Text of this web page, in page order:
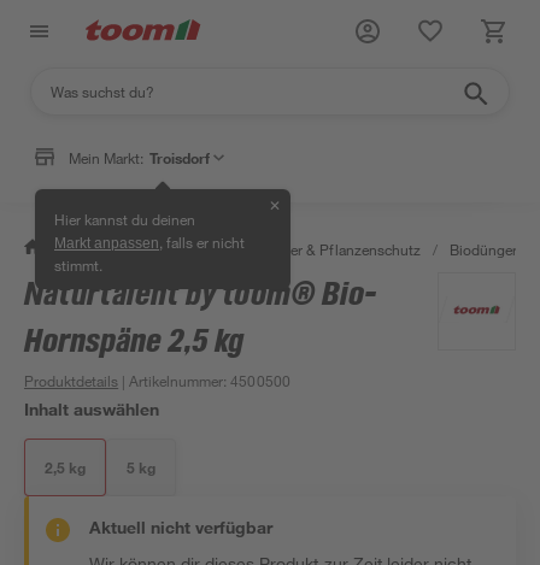
Mein Markt: Troisdorf
Hier kannst du deinen
Markt anpassen , falls er nicht
stimmt.
✕
/ Garten & Freizeit / Erden, Dünger & Pflanzenschutz / Biodünger
Naturtalent by toom® Bio-
Hornspäne 2,5 kg
Produktdetails | Artikelnummer:4500500
Inhalt auswählen
2,5 kg 5 kg
Aktuell nicht verfügbar